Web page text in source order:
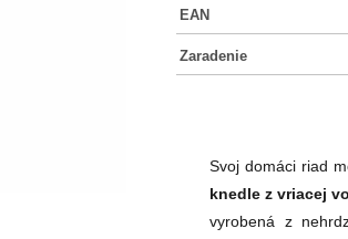
EAN
Zaradenie
Svoj domáci riad
knedle z vriacej
vyrobená z